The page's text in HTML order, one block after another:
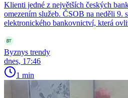
Klienti jedné z největších českých
omezením služeb. ČSOB na neděli 9.
elektronického bankovnictví, která
Byznys trendy
dnes, 17:46
1 min